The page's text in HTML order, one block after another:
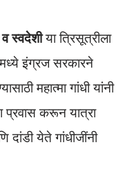
स्वदेशीया त्रिसूत्रीला
इंग्रज सरकारने
महात्मा गांधी यांनी
प्रवास करून यात्रा
दांडी येते गांधीजींनी